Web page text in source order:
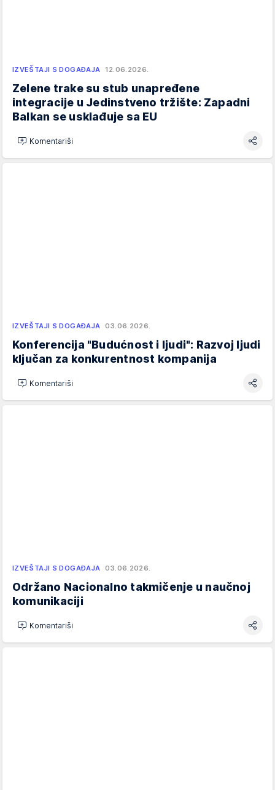
IZVEŠTAJI S DOGAĐAJA 12.06.2026.
Zelene trake su stub unapređene
integracije u Jedinstveno tržište: Zapadni
Balkan se usklađuje sa EU
Komentariši
IZVEŠTAJI S DOGAĐAJA 03.06.2026.
Konferencija "Budućnost i ljudi": Razvoj ljudi
ključan za konkurentnost kompanija
Komentariši
IZVEŠTAJI S DOGAĐAJA 03.06.2026.
Održano Nacionalno takmičenje u naučnoj
komunikaciji
Komentariši